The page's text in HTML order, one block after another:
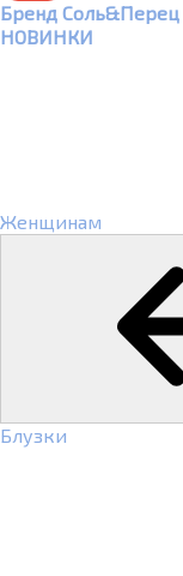
Бренд Соль&Перец
НОВИНКИ
Женщинам
Блузки